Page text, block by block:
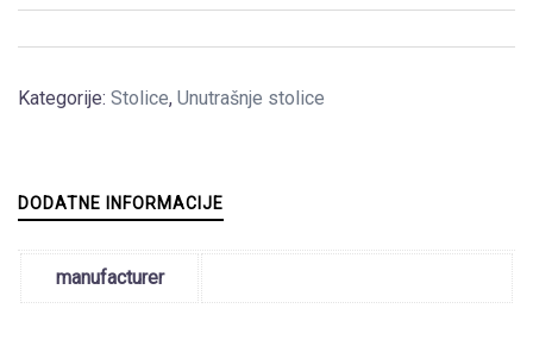
Kategorije: Stolice, Unutrašnje stolice
DODATNE INFORMACIJE
manufacturer